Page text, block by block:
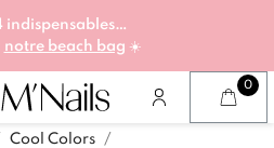
indispensables…
notre beach bag ☀️
Cool Colors